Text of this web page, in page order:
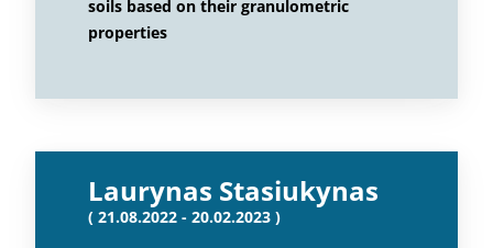
soils based on their granulometric
properties
Laurynas Stasiukynas
( 21.08.2022 - 20.02.2023 )